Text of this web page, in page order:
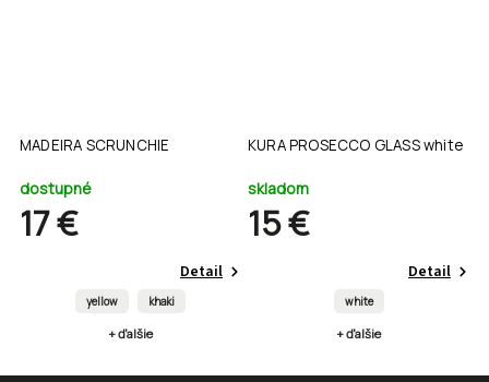
MADEIRA SCRUNCHIE
dostupné
17 €
Detail
yellow khaki
+ ďalšie
KURA PROSECCO GLASS white
skladom
15 €
Detail
white
+ ďalšie